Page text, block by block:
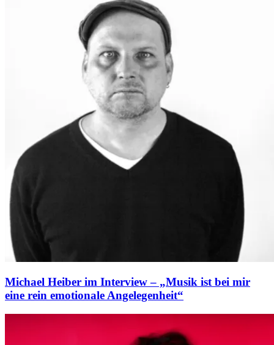
Michael Heiber im Interview – „Musik ist bei mir
eine rein emotionale Angelegenheit“